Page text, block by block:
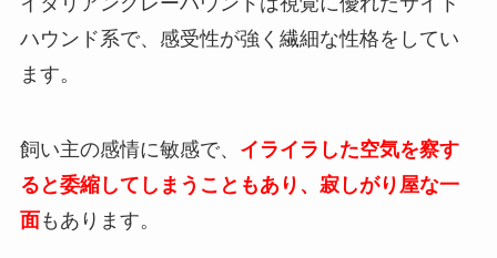
ハウンド系で、感受性が強く繊細な性格をしてい
ます。
飼い主の感情に敏感で、 イライラした空気を察す
ると委縮してしまうこともあり、寂しがり屋な一
面もあります。